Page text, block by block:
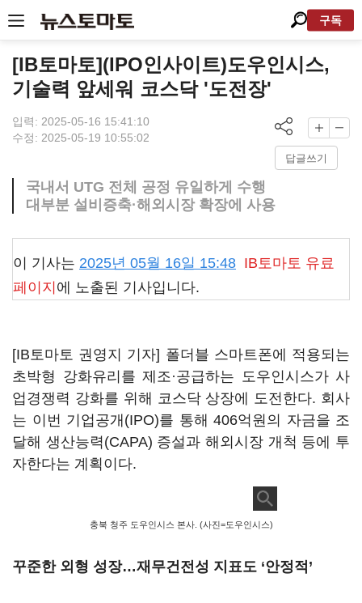
구독
[IB토마토](IPO인사이트)도우인시스,
기술력 앞세워 코스닥 '도전장'
입력: 2025-05-16 15:41:10
수정: 2025-05-19 10:55:02
답글쓰기
국내서 UTG 전체 공정 유일하게 수행
대부분 설비증축·해외시장 확장에 사용
이 기사는 2025년 05월 16일 15:48 IB토마토 유료
페이지 에 노출된 기사입니다.
[IB토마토 권영지 기자] 폴더블 스마트폰에 적용되는
초박형 강화유리를 제조·공급하는 도우인시스가 사
업경쟁력 강화를 위해 코스닥 상장에 도전한다. 회사
는 이번 기업공개(IPO)를 통해 406억원의 자금을 조
달해 생산능력(CAPA) 증설과 해외시장 개척 등에 투
자한다는 계획이다.
충북 청주 도우인시스 본사. (사진=도우인시스)
꾸준한 외형 성장…재무건전성 지표도 ‘안정적’